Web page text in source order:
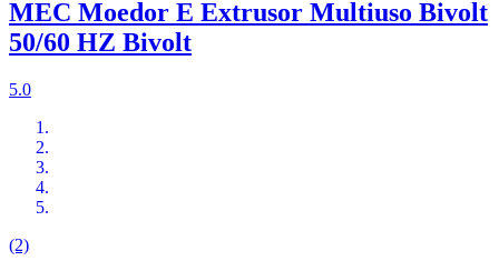
MEC Moedor E Extrusor Multiuso Bivolt
50/60 HZ Bivolt
5.0
(2)